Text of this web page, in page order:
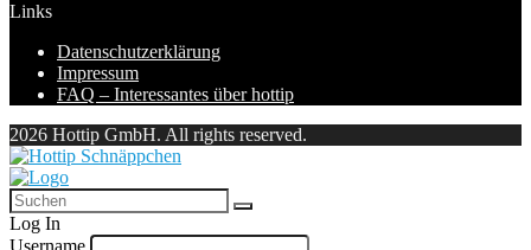
Links
Datenschutzerklärung
Impressum
FAQ – Interessantes über hottip
2026 Hottip GmbH. All rights reserved.
Log In
Username